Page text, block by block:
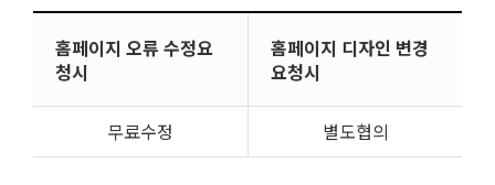
홈페이지 오류 수정요
청시
홈페이지 디자인 변경
요청시
무료수정 별도협의